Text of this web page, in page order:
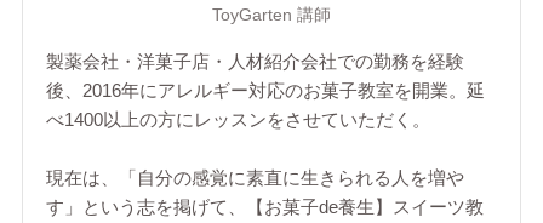
ToyGarten 講師
製薬会社・洋菓子店・人材紹介会社での勤務を経験
後、2016年にアレルギー対応のお菓子教室を開業。延
べ1400以上の方にレッスンをさせていただく。
現在は、「自分の感覚に素直に生きられる人を増や
す」という志を掲げて、【お菓子de養生】スイーツ教